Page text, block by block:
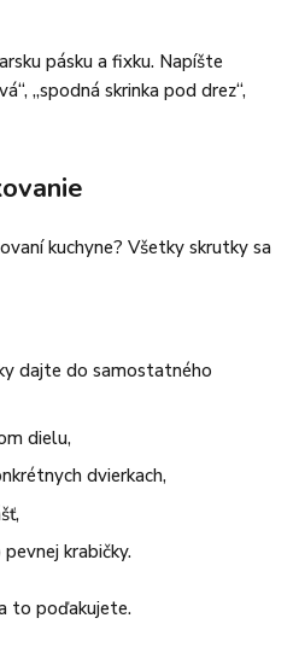
pásku a fixku. Napíšte
„spodná skrinka pod drez“,
kuchyne? Všetky skrutky sa
dajte do samostatného
dielu,
dvierkach,
krabičky.
to poďakujete.